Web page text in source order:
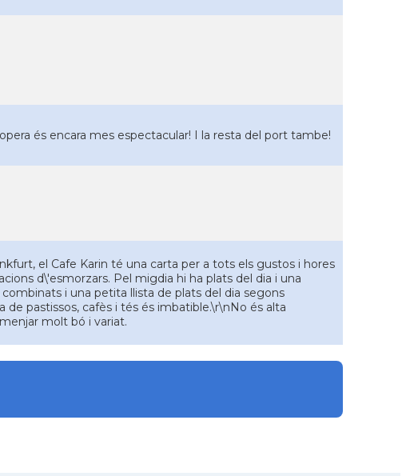
és encara mes espectacular! I la resta del port tambe!
el Cafe Karin té una carta per a tots els gustos i hores
d\'esmorzars. Pel migdia hi ha plats del dia i una
i una petita llista de plats del dia segons
pastissos, cafès i tés és imbatible.\r\nNo és alta
molt bó i variat.